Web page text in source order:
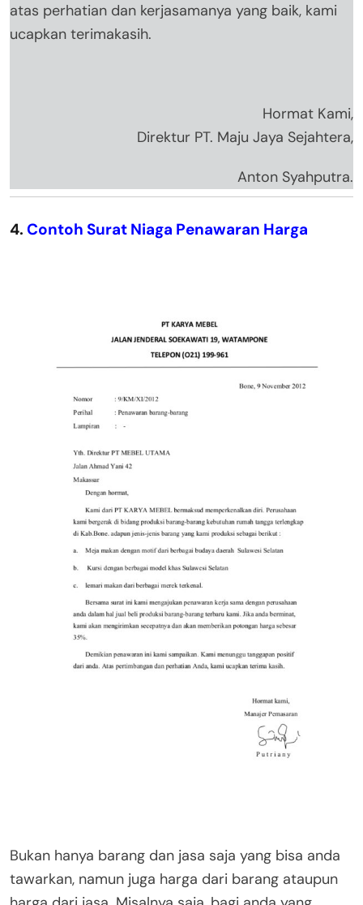
atas perhatian dan kerjasamanya yang baik, kami
ucapkan terimakasih.
Hormat Kami,
Direktur PT. Maju Jaya Sejahtera,
Anton Syahputra.
4. Contoh Surat Niaga Penawaran Harga
Bukan hanya barang dan jasa saja yang bisa anda
tawarkan, namun juga harga dari barang ataupun